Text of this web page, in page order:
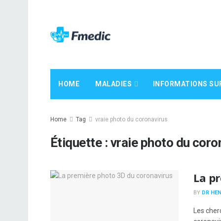
HOME MALADIES INFORMATIONS
Home Tag vraie photo du coronavirus
Étiquette : vraie photo du
La
BY DR
Les